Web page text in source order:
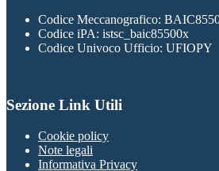
Codice Meccanografico:
Codice iPA: istsc_baic85500x
Codice Univoco Ufficio: UFIOPY
Sezione Link Utili
Cookie policy
Note legali
Informativa Privacy